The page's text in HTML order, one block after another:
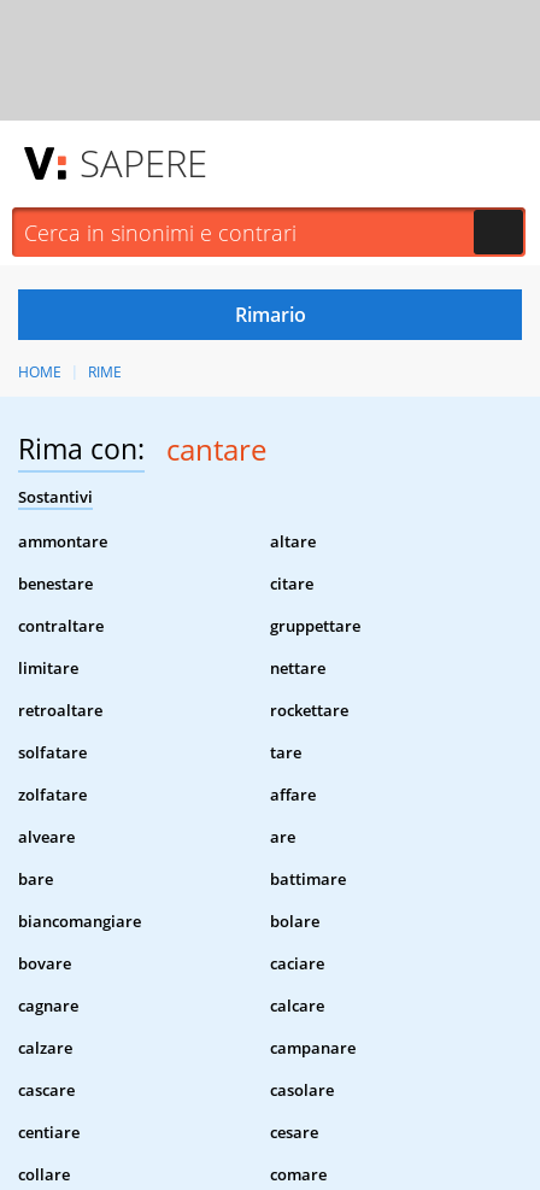
SAPERE
HOME RIME
Rima con: cantare
Sostantivi
ammontare
altare
benestare
citare
contraltare
gruppettare
limitare
nettare
retroaltare
rockettare
solfatare
tare
zolfatare
affare
alveare
are
bare
battimare
biancomangiare
bolare
bovare
caciare
cagnare
calcare
calzare
campanare
cascare
casolare
centiare
cesare
collare
comare